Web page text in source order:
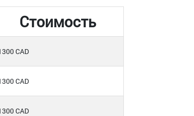
Стоимость
CAD
CAD
CAD